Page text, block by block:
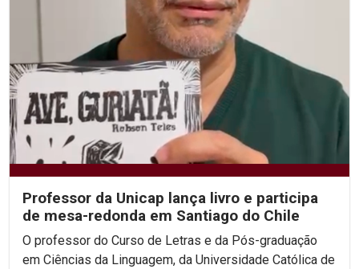
Professor da Unicap lança livro e participa
de mesa-redonda em Santiago do Chile
O professor do Curso de Letras e da Pós-graduação
em Ciências da Linguagem, da Universidade Católica de